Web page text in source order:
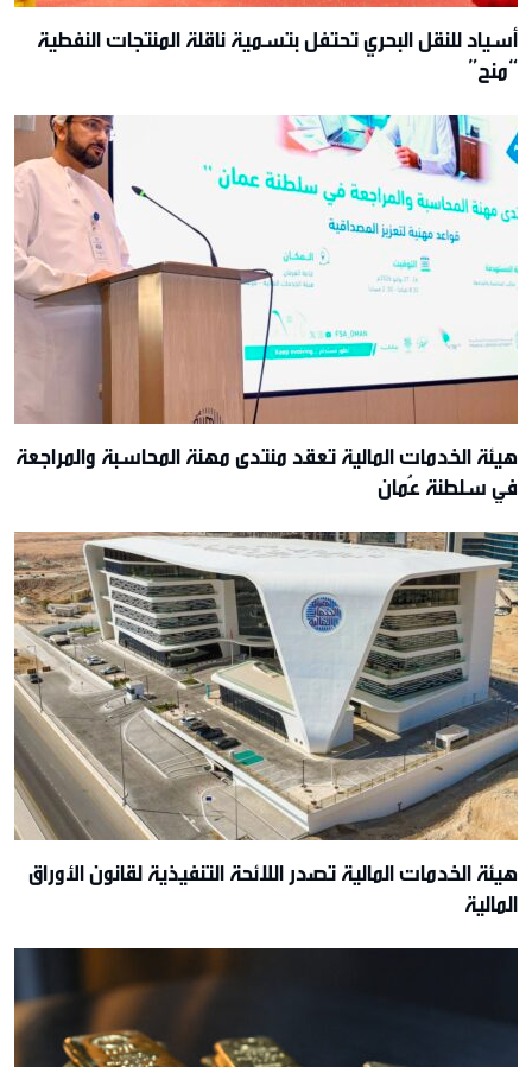
أسياد للنقل البحري تحتفل بتسمية ناقلة المنتجات النفطية
“منح”
هيئة الخدمات المالية تعقد منتدى مهنة المحاسبة والمراجعة
في سلطنة عُمان
هيئة الخدمات المالية تصدر اللائحة التنفيذية لقانون الأوراق
المالية